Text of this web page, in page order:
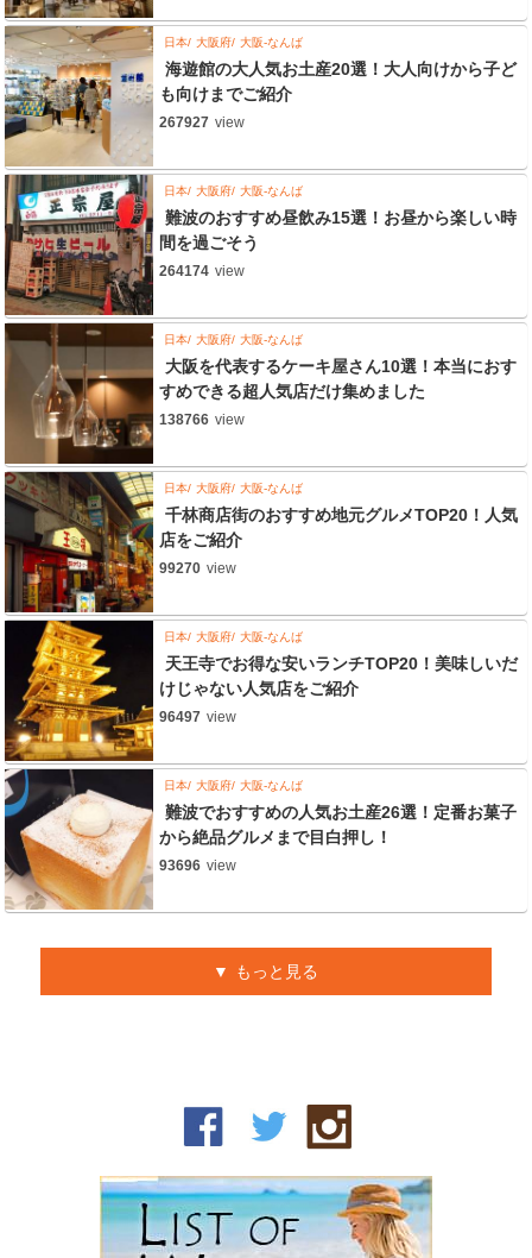
日本 大阪府 大阪-なんば
海遊館の大人気お土産20選！大人向けから子ど
も向けまでご紹介
267927 view
日本 大阪府 大阪-なんば
難波のおすすめ昼飲み15選！お昼から楽しい時
間を過ごそう
264174 view
日本 大阪府 大阪-なんば
大阪を代表するケーキ屋さん10選！本当におす
すめできる超人気店だけ集めました
138766 view
日本 大阪府 大阪-なんば
千林商店街のおすすめ地元グルメTOP20！人気
店をご紹介
99270 view
日本 大阪府 大阪-なんば
天王寺でお得な安いランチTOP20！美味しいだ
けじゃない人気店をご紹介
96497 view
日本 大阪府 大阪-なんば
難波でおすすめの人気お土産26選！定番お菓子
から絶品グルメまで目白押し！
93696 view
もっと見る